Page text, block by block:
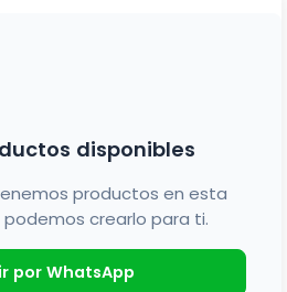
disponibles
productos en esta
crearlo para ti.
por WhatsApp